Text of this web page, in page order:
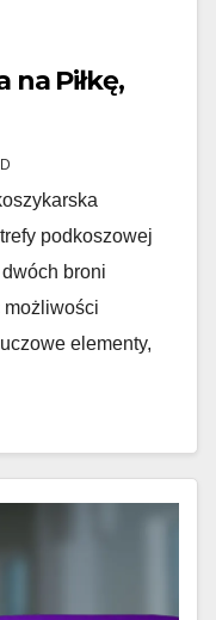
na Piłkę,
podkoszowej
broni
elementy,